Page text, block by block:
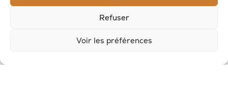
Refuser
Voir les préférences
Inscrivez-vous à notre newsletter pour
recevoir des offres et suivre nos actus